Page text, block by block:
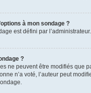
à mon sondage ?
est défini par
?
ne peuvent être modifiés que
n’a voté, l’auteur peut